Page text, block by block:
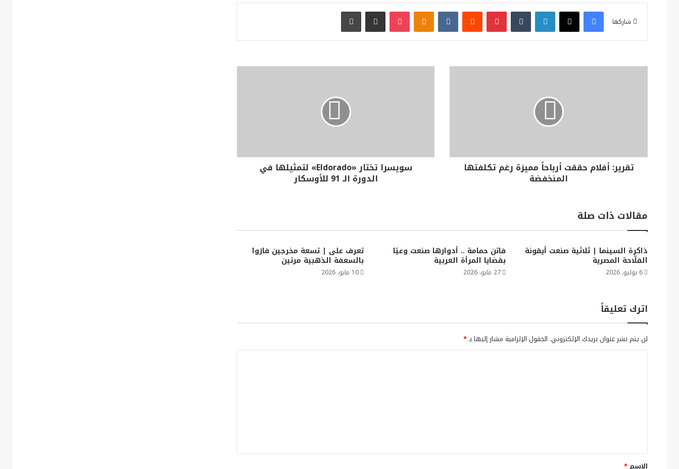
شاركها
فيسبوكX لينكدإن بينتيريست Odnoklassniki
بوكيت مشاركة عبر البريد طباعة
تقرير: أفلام حققت أرباحاً مميزة رغم تكلفتها
المنخفضة
سويسرا تختار «Eldorado» لتمثيلها في
الدورة الـ 91 للأوسكار
مقالات ذات صلة
ذاكرة السينما | ثلاثية صنعت أيقونة
الفلّاحة المصرية
6 يوليو، 2026
فاتن حمامة .. أدوارها صنعت وعيًا
بقضايا المرأة العربية
27 مايو، 2026
تعرف على | تسعة مخرجين فازوا
بالسعفة الذهبية مرتين
10 مايو، 2026
اترك تعليقاً
لن يتم نشر عنوان بريدك الإلكتروني. الحقول الإلزامية مشار إليها بـ*
*
الاسم *